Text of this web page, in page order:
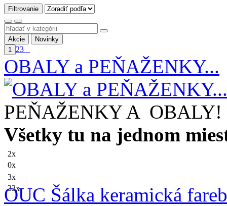
Filtrovanie
Akcie
Novinky
1 23
OBALY a PEŇAŽENKY...
PEŇAŽENKY A OBALY!
Všetky tu na jednom
2x
0x
3x
33x
OUC Šálka keramická